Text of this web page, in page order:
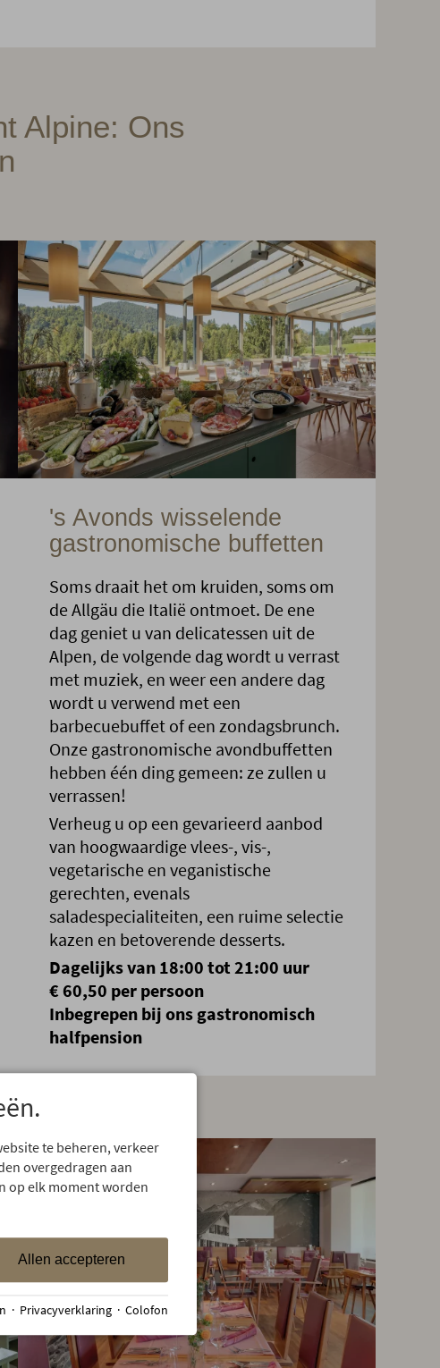
Alpine: Ons
's Avonds wisselende
gastronomische buffetten
Soms draait het om kruiden, soms om
de Allgäu die Italië ontmoet. De ene
dag geniet u van delicatessen uit de
Alpen, de volgende dag wordt u verrast
met muziek, en weer een andere dag
wordt u verwend met een
barbecuebuffet of een zondagsbrunch.
Onze gastronomische avondbuffetten
hebben één ding gemeen: ze zullen u
verrassen!
Verheug u op een gevarieerd aanbod
van hoogwaardige vlees-, vis-,
vegetarische en veganistische
gerechten, evenals
saladespecialiteiten, een ruime selectie
kazen en betoverende desserts.
Dagelijks van 18:00 tot 21:00 uur
€ 60,50 per persoon
Inbegrepen bij ons gastronomisch
halfpension
te beheren, verkeer
overgedragen aan
op elk moment worden
Allen accepteren
· Privacyverklaring · Colofon